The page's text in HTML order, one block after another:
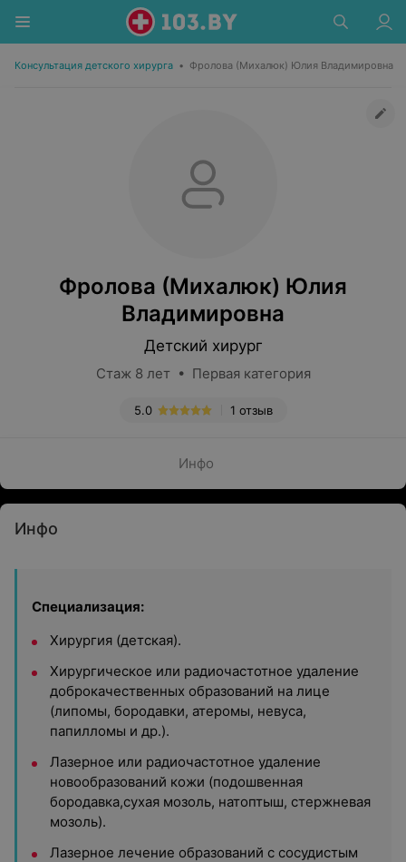
Консультация детского хирурга • Фролова (Михалюк) Юлия Владимировна
Фролова (Михалюк) Юлия
Владимировна
Детский хирург
Стаж 8 лет • Первая категория
1 отзыв
5.0
Инфо
Инфо
Специализация:
Хирургия (детская).
Хирургическое или радиочастотное удаление
доброкачественных образований на лице
(липомы, бородавки, атеромы, невуса,
папилломы и др.).
Лазерное или радиочастотное удаление
новообразований кожи (подошвенная
бородавка,сухая мозоль, натоптыш, стержневая
мозоль).
Лазерное лечение образований с сосудистым